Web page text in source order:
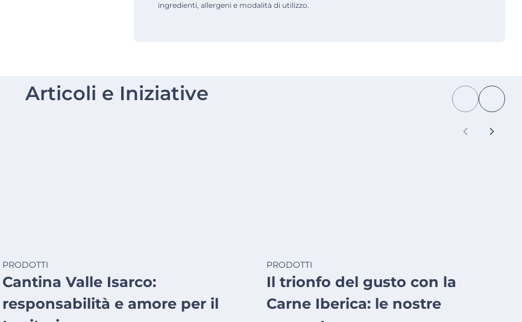
ingredienti, allergeni e modalità di utilizzo.
Articoli e Iniziative
PRODOTTI
Cantina Valle Isarco:
responsabilità e amore per il
PRODOTTI
Il trionfo del gusto con la
Carne Iberica: le nostre